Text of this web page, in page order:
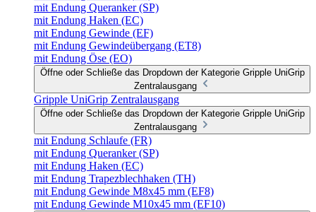
mit Endung Queranker (SP)
mit Endung Haken (EC)
mit Endung Gewinde (EF)
mit Endung Gewindeübergang (ET8)
mit Endung Öse (EO)
Öffne oder Schließe das Dropdown der Kategorie Gripple UniGrip
Zentralausgang
Gripple UniGrip Zentralausgang
Öffne oder Schließe das Dropdown der Kategorie Gripple UniGrip
Zentralausgang
mit Endung Schlaufe (FR)
mit Endung Queranker (SP)
mit Endung Haken (EC)
mit Endung Trapezblechhaken (TH)
mit Endung Gewinde M8x45 mm (EF8)
mit Endung Gewinde M10x45 mm (EF10)